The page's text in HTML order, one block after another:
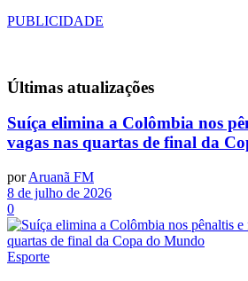
PUBLICIDADE
Últimas atualizações
Suíça elimina a Colômbia nos
vagas nas quartas de final da
por Aruanã FM
8 de julho de 2026
0
Esporte